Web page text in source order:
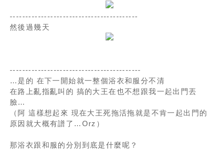
-----------------------------------------
然後過幾天
------------------------------------------
…是的 在下一開始就一整個浴衣和服分不清
在路上亂指亂叫的 搞的大王在也不想跟我一起出門丟
臉…
（阿 這樣想起來 現在大王死拖活拖就是不肯一起出門的
原因就大概有譜了…Orz）
那浴衣跟和服的分別到底是什麼呢？